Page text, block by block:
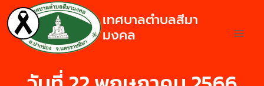
เทศบาลตำบลสีมา
มงคล